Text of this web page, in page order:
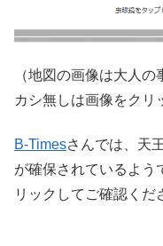
（地図の画像は大人
カシ無しは画像をクリ
B-Timesさんでは、天
が確保されているよう
リックしてご確認くだ